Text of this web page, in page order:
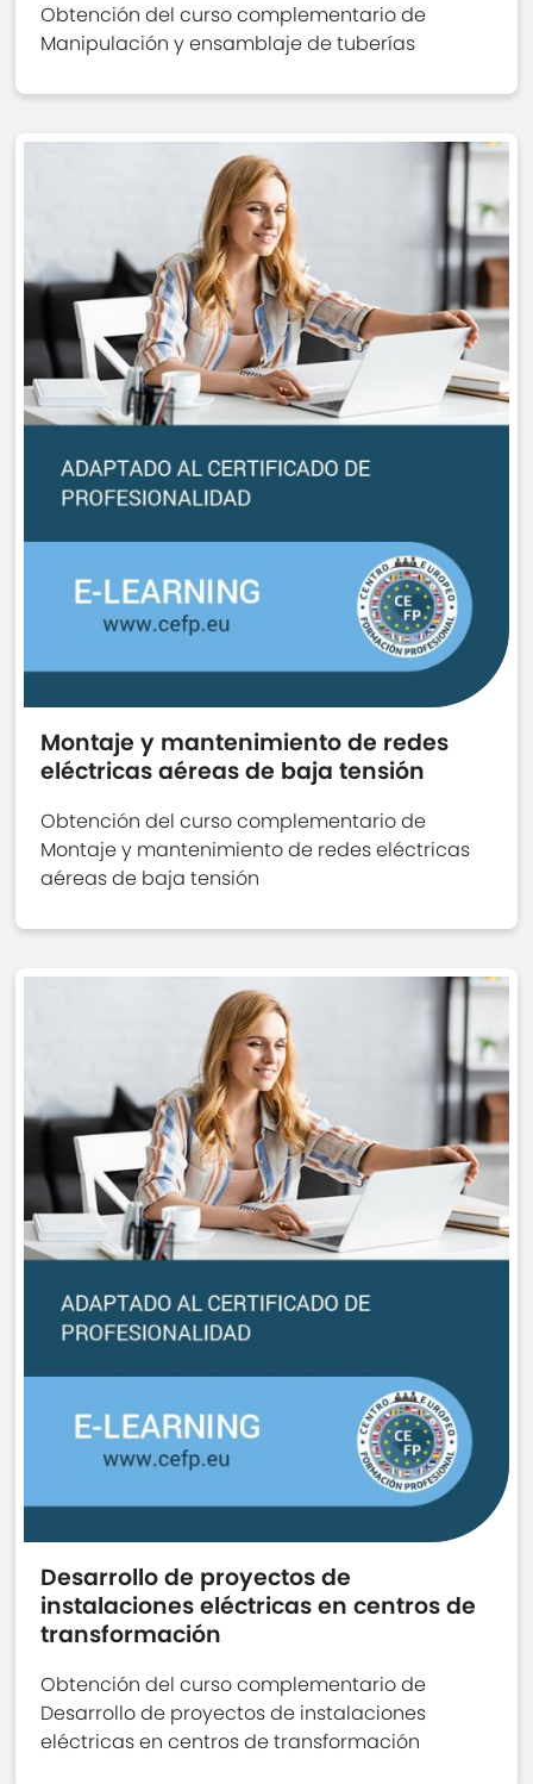
Obtención del curso complementario de
Manipulación y ensamblaje de tuberías
Montaje y mantenimiento de redes
eléctricas aéreas de baja tensión
Obtención del curso complementario de
Montaje y mantenimiento de redes eléctricas
aéreas de baja tensión
Desarrollo de proyectos de
instalaciones eléctricas en centros de
transformación
Obtención del curso complementario de
Desarrollo de proyectos de instalaciones
eléctricas en centros de transformación